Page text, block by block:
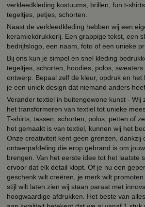
verkleedkleding kostuums, brillen, fun t-
tegeltjes, petjes, schorten.
Naast de verkleedkleding hebben wij een
keramiekdrukkerij. Een grappige tekst, een
bedrijfslogo, een naam, foto of een unieke
Bij ons kun je simpel en snel kleding
tegeltjes, schorten, hoodies, polos,
ontwerp. Bepaal zelf de kleur, opdruk en
je een uniek design dat niemand anders
Verander textiel in buitengewone kunst - Wij
het transformeren van textiel tot unieke
T-shirts, tassen, schorten, polos, petten of
het gemaakt is van textiel, kunnen wij het
Onze creativiteit kent geen grenzen, dankzij
ontwerpafdeling die erop gebrand is om
brengen. Van het eerste idee tot het laatste
ervoor dat elk detail klopt. Of je nu een
geschenk wilt creëren, je merk wilt
stijl wilt laten zien wij staan paraat met
hoogwaardige afdrukken. Het beste van